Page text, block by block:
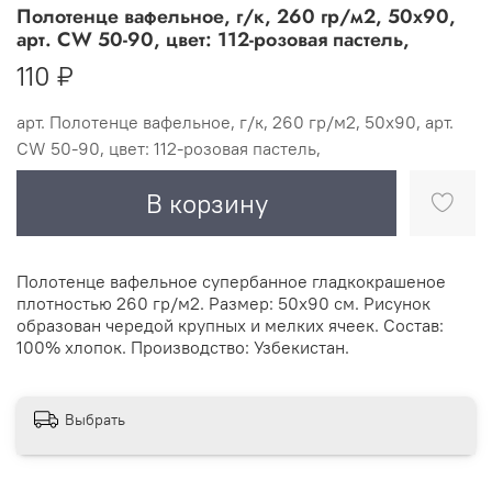
арт. Полотенце вафельное, г/к, 260 гр/м2, 50х90, арт.
CW 50-90, цвет: 112-розовая пастель,
Полотенце вафельное, г/к, 260 гр/м2, 50х90,
арт. CW 50-90, цвет: 112-розовая пастель,
110 ₽
В корзину
Полотенце вафельное супербанное гладкокрашеное
плотностью 260 гр/м2. Размер: 50х90 см. Рисунок
образован чередой крупных и мелких ячеек. Состав:
100% хлопок. Производство: Узбекистан.
Выбрать